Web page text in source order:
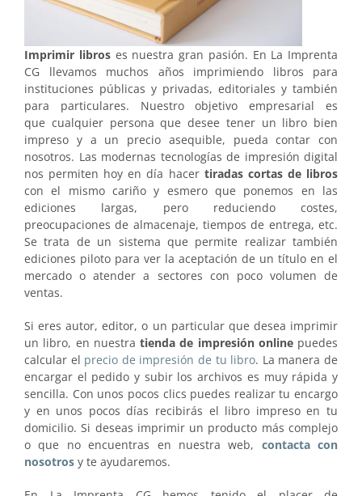
Imprimir libroses nuestra gran pasión. En La Imprenta
CG llevamos muchos años imprimiendo libros para
instituciones públicas y privadas, editoriales y también
para particulares. Nuestro objetivo empresarial es
que cualquier persona que desee tener un libro bien
impreso y a un precio asequible, pueda contar con
nosotros. Las modernas tecnologías de impresión digital
nos permiten hoy en día hacer tiradas cortas de libros
con el mismo cariño y esmero que ponemos en las
ediciones largas, pero reduciendo costes,
preocupaciones de almacenaje, tiempos de entrega, etc.
Se trata de un sistema que permite realizar también
ediciones piloto para ver la aceptación de un título en el
mercado o atender a sectores con poco volumen de
ventas.
Si eres autor, editor, o un particular que desea imprimir
un libro, en nuestra tienda de impresión onlinepuedes
calcular el precio de impresión de tu libro. La manera de
encargar el pedido y subir los archivos es muy rápida y
sencilla. Con unos pocos clics puedes realizar tu encargo
y en unos pocos días recibirás el libro impreso en tu
domicilio. Si deseas imprimir un producto más complejo
o que no encuentras en nuestra web, contacta con
nosotros y te ayudaremos.